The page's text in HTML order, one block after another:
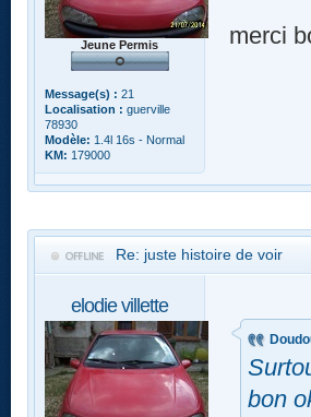
Jeune Permis
Message(s) : 21
Localisation : guerville
78930
Modèle: 1.4l 16s - Normal
KM: 179000
merci
Re: juste histoire de voir
elodie villette
bon